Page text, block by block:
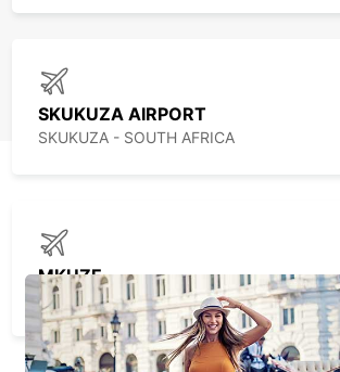
SKUKUZA AIRPORT
SKUKUZA - SOUTH AFRICA
MKUZE
KWAZULU NATAL - SOUTH AFRICA